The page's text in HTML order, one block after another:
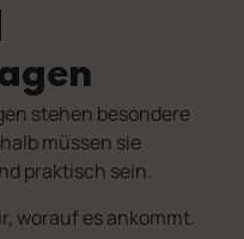
stehen besondere
müssen sie
praktisch sein.
worauf es ankommt.